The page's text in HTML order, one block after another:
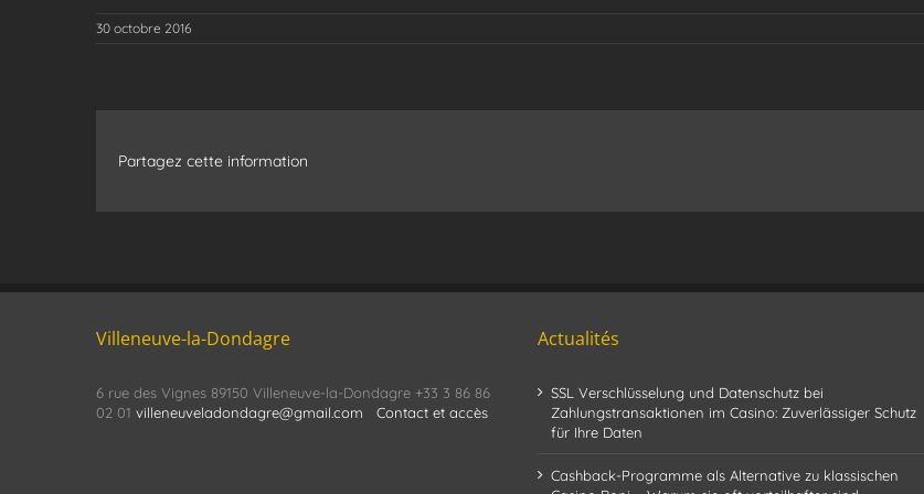
30 octobre 2016
Partagez cette information
Villeneuve-la-Dondagre
6 rue des Vignes 89150 Villeneuve-la-Dondagre +33 3 86 86
02 01 villeneuveladondagre@gmail.com Contact et accès
Actualités
SSL Verschlüsselung und Datenschutz bei
Zahlungstransaktionen im Casino: Zuverlässiger Schutz
für Ihre Daten
Cashback-Programme als Alternative zu klassischen